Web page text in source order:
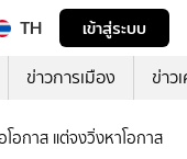
TH
เข้าสู่ระบบ
ข่าวการเมือง ข่าว
โอกาส แต่จงวิ่งหาโอกาส